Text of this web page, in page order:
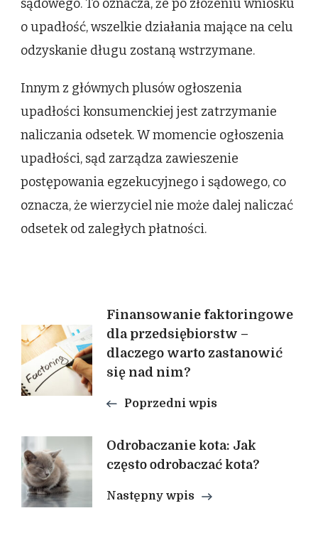
sądowego. To oznacza, że po złożeniu wniosku
o upadłość, wszelkie działania mające na celu
odzyskanie długu zostaną wstrzymane.
Innym z głównych plusów ogłoszenia
upadłości konsumenckiej jest zatrzymanie
naliczania odsetek. W momencie ogłoszenia
upadłości, sąd zarządza zawieszenie
postępowania egzekucyjnego i sądowego, co
oznacza, że wierzyciel nie może dalej naliczać
odsetek od zaległych płatności.
Nawigacja
wpisu
Finansowanie faktoringowe
dla przedsiębiorstw –
dlaczego warto zastanowić
się nad nim?
Poprzedni wpis
Odrobaczanie kota: Jak
często odrobaczać kota?
Następny wpis